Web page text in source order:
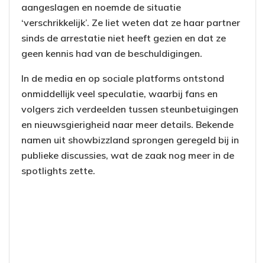
aangeslagen en noemde de situatie
‘verschrikkelijk’. Ze liet weten dat ze haar partner
sinds de arrestatie niet heeft gezien en dat ze
geen kennis had van de beschuldigingen.
In de media en op sociale platforms ontstond
onmiddellijk veel speculatie, waarbij fans en
volgers zich verdeelden tussen steunbetuigingen
en nieuwsgierigheid naar meer details. Bekende
namen uit showbizzland sprongen geregeld bij in
publieke discussies, wat de zaak nog meer in de
spotlights zette.